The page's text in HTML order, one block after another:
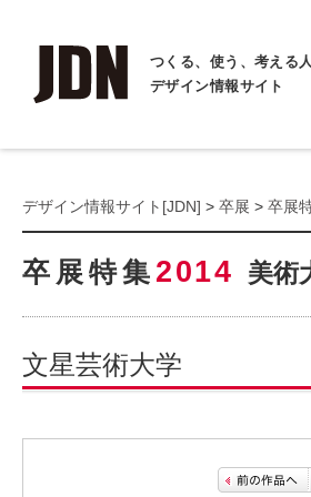
つくる、使う、考える
デザイン情報サイト
デザイン情報サイト[JDN] > 卒展 > 卒展
卒展特集 2014 美術
文星芸術大学